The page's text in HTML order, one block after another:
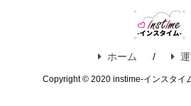
ホーム
Copyright © 2020 instime-インスタイ